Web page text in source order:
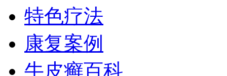
特色疗法
康复案例
牛皮癣百科